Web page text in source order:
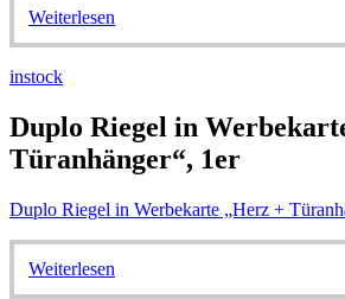
Weiterlesen
instock
Duplo Riegel in
Türanhänger“, 1er
Duplo Riegel in Werbekarte „Herz +
Weiterlesen